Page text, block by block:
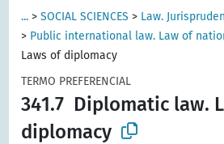
... >SOCIAL SCIENCES > Law.
> Public international law. Law of
Laws of diplomacy
TERMO PREFERENCIAL
341.7 Diplomatic law.
diplomacy